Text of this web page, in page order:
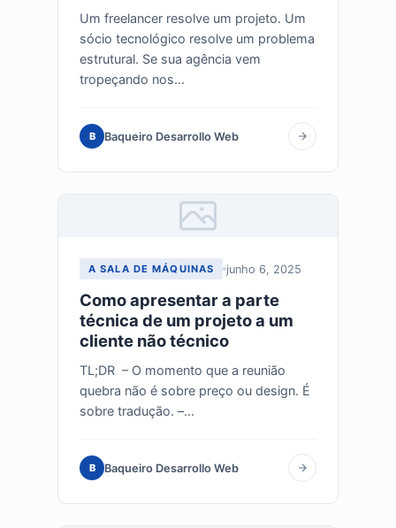
Um freelancer resolve um projeto. Um
sócio tecnológico resolve um problema
estrutural. Se sua agência vem
tropeçando nos...
B Baqueiro Desarrollo Web
A SALA DE MÁQUINAS junho 6, 2025
Como apresentar a parte
técnica de um projeto a um
cliente não técnico
TL;DR – O momento que a reunião
quebra não é sobre preço ou design. É
sobre tradução. –...
B Baqueiro Desarrollo Web